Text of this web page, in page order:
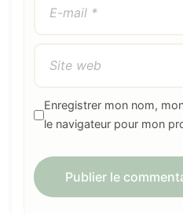
Enregistrer mon nom,
le navigateur pour mon